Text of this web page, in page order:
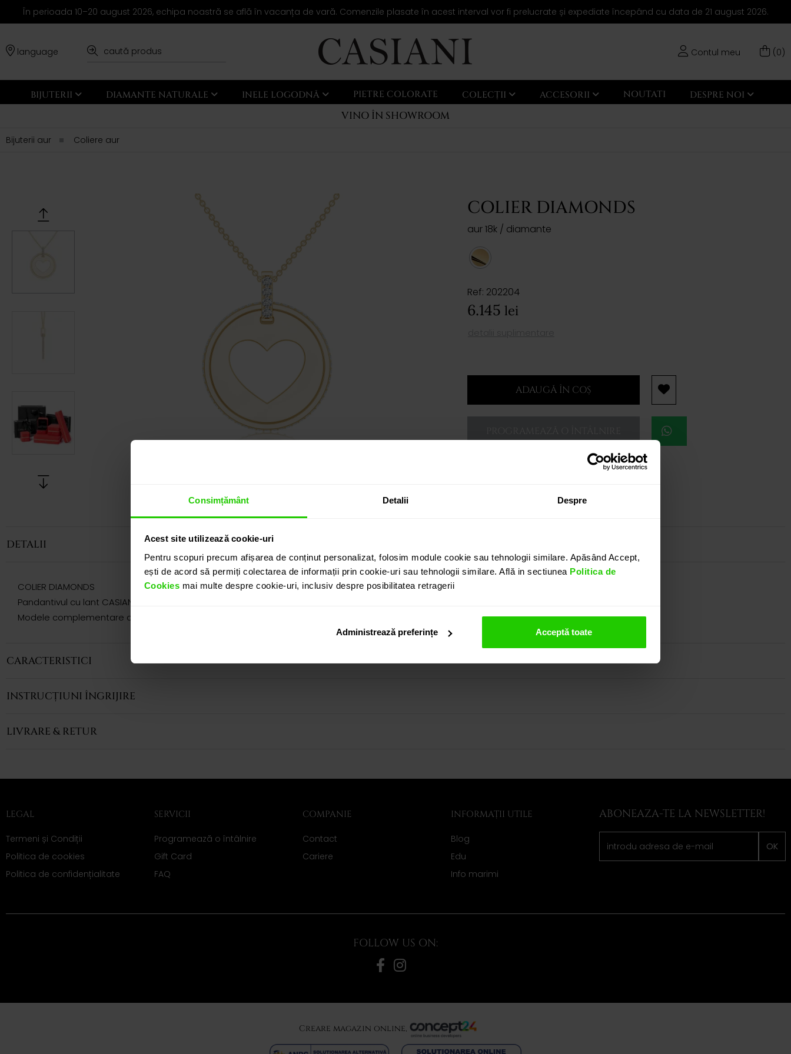
Consimțământ Detalii Despre
Acest site utilizează cookie-uri
Pentru scopuri precum afișarea de conținut personalizat, folosim module cookie sau tehnologii similare. Apăsând Accept,
ești de acord să permiți colectarea de informații prin cookie-uri sau tehnologii similare. Află in sectiunea Politica de
Cookies mai multe despre cookie-uri, inclusiv despre posibilitatea retragerii
Administrează preferințe Acceptă toate
În perioada 10–20 august 2026, echipa noastră se află în vacanța de vară. Comenzile plasate în acest interval vor fi prelucrate și expediate începând cu data de 21 august 2026.
language Contul meu (0)
BIJUTERII DIAMANTE NATURALE INELE LOGODNĂ PIETRE COLORATE COLECȚII ACCESORII NOUTATI DESPRE NOI
VINO ÎN SHOWROOM
Bijuterii aur Coliere aur
COLIER DIAMONDS
aur 18k / diamante
Ref: 202204
6.145 lei
ADAUGĂ ÎN COȘ
DETALII
COLIER DIAMONDS
Pandantivul cu lant CASIANI DIAMONDS realizat in aur galben de 18k cu diamante este o bijuterie eleganta si usor de asortat oricarei tinute.
Modele complementare acestui produs puteti regasi atat in colectia prezentata pe site cat si vizitand showroom-ul nostru.
CARACTERISTICI
INSTRUCȚIUNI ÎNGRIJIRE
LIVRARE & RETUR
LEGAL
Termeni și Condiții
Politica de cookies
Politica de confidențialitate
SERVICII
Programează o întâlnire
Gift Card
FAQ
COMPANIE
Contact
Cariere
INFORMAȚII UTILE
Blog
Edu
Info marimi
ABONEAZA-TE LA NEWSLETTER!
OK
FOLLOW US ON:
Creare magazin online,